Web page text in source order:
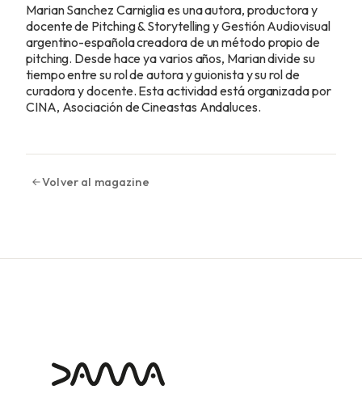
Marian Sanchez Carniglia es una autora, productora y
docente de Pitching & Storytelling y Gestión Audiovisual
argentino-española creadora de un método propio de
pitching. Desde hace ya varios años, Marian divide su
tiempo entre su rol de autora y guionista y su rol de
curadora y docente. Esta actividad está organizada por
CINA, Asociación de Cineastas Andaluces.
Volver al magazine